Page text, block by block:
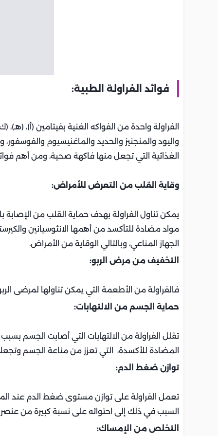
فوائد الفراولة الطبية:
واليود والمنجنيز والحديد والماغنيسيوم
الغذائية التي تجعل منها فاكهة صحية، ومن أهم
وقاية القلب من التعرض للأمراض:
يمكن تناول الفراولة بهدف حماية القلب من
مواد مضادة للتأكسد من أهمها الانثوسيانين
الجهاز المناعي، وبالتالي الوقاية من الأمراض.
التخفيف من مرض الربو:
فالفراولة من الأطعمة التي يمكن تناولها لمرضى
حماية الجسم من الالتهابات:
تقلل الفراولة من الالتهابات التي أصابت الجسم
المضادة للأكسدة، التي تعزز من مناعة الجسم
توازن ضغط الدم:
تعمل الفراولة على توازن مستوى ضغط الدم عند
السبب في ذلك إلى احتوائه على نسبة كبيرة من عنصر
التخلص من الإمساك: